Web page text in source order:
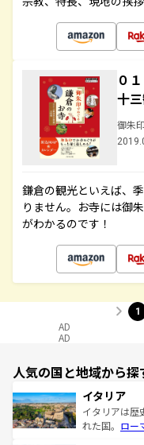
０
十
御朱印
鎌倉の観光といえば、
りません。お寺には御
がわかるのです！
1
AD
AD
人気の国と地域から探
イタリア
イタリアは歴
れた国。 ロー